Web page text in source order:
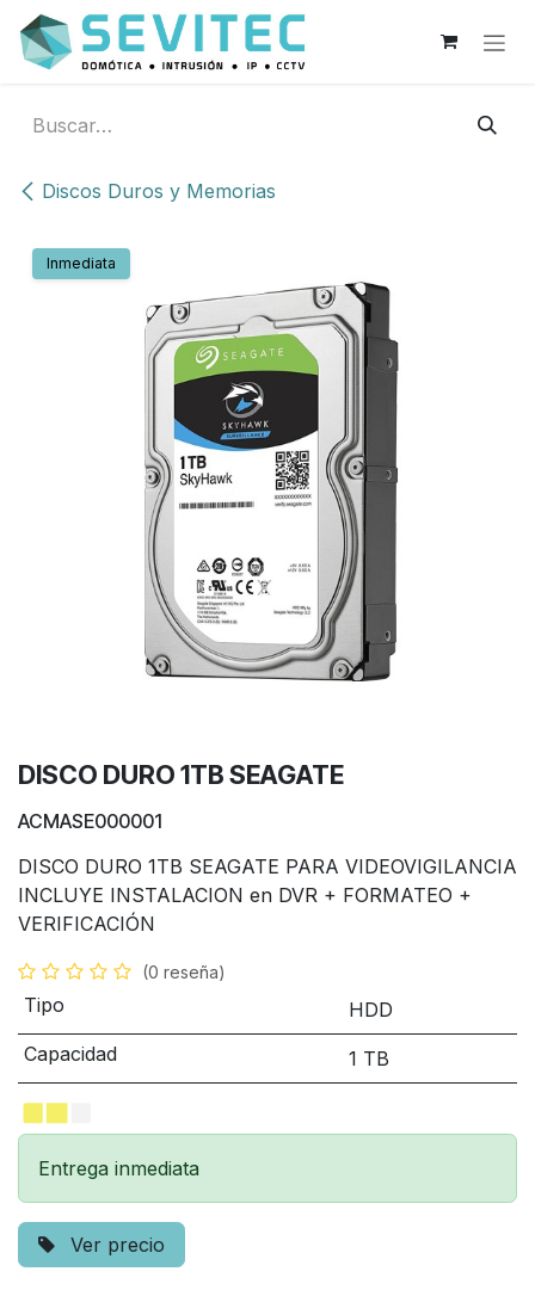
Ir al contenido
Discos Duros y Memorias
Inmediata
DISCO DURO 1TB SEAGATE
ACMASE000001
DISCO DURO 1TB SEAGATE PARA VIDEOVIGILANCIA
INCLUYE INSTALACION en DVR + FORMATEO +
VERIFICACIÓN
(0 reseña)
Tipo
HDD
Capacidad
1 TB
Entrega inmediata
Ver precio